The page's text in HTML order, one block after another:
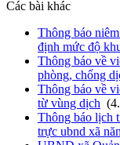
Các bài khác
Thông báo
định mức độ
Thông báo về
phòng, chống
Thông báo về
từ vùng dịch
Thông báo lịch
trực ubnd xã